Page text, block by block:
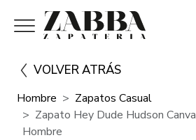
VOLVER ATRÁS
Hombre
Zapatos Casual
Zapato Hey Dude Hudson
Hombre